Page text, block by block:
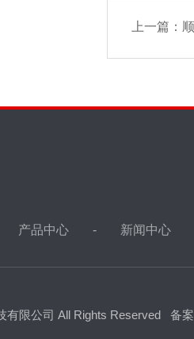
上一篇：
产品中心 新闻中心
有限公司 All Rights Reserved 备